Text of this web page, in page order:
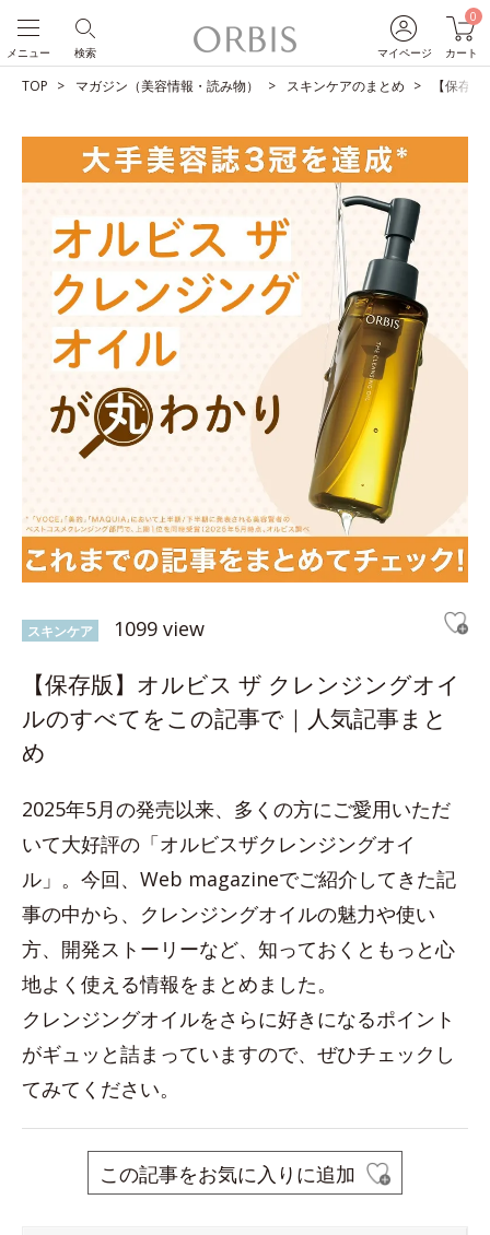
マイページ
0
カート
検索
メニュー
TOP マガジン（美容情報・読み物） スキンケアのまとめ 【保存
スキンケア 1099 view
【保存版】オルビス ザ クレンジングオイ
ルのすべてをこの記事で｜人気記事まと
め
2025年5月の発売以来、多くの方にご愛用いただ
いて大好評の「オルビスザクレンジングオイ
ル」。今回、Web magazineでご紹介してきた記
事の中から、クレンジングオイルの魅力や使い
方、開発ストーリーなど、知っておくともっと心
地よく使える情報をまとめました。
クレンジングオイルをさらに好きになるポイント
がギュッと詰まっていますので、ぜひチェックし
てみてください。
この記事をお気に入りに追加